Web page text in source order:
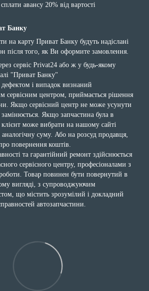
авансу 20% від вартості
Банку
на карту Приват Банку будуть надіслані
після того, як Ви оформите замовлення.
сервіс Privat24 або ж у будь-якому
"Приват Банку"
і випадок визнаний
сервісним центром, приймається рішення
Якщо сервісний центр не може усунути
замінюється. Якщо запчастина була в
може вибрати на нашому сайті
суму. Або на розсуд продавця,
повернення коштів.
та гарантійний ремонт здійснюється
сервісного центру, професіоналами з
Товар повинен бути повернутий в
вигляді, з супроводжуючим
що містить зрозумілий і докладний
автозапчастини.